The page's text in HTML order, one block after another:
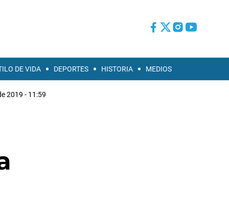
DE VIDA DEPORTES HISTORIA MEDIOS
2019 - 11:59